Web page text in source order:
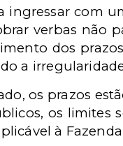
ingressar com
verbas não
dos
a
os prazos
os limites
à